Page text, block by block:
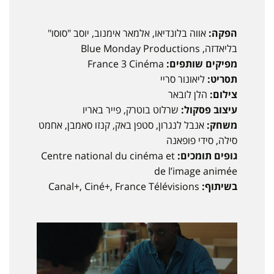
הפקה: אווה בלונדיאו, אלמאר אימנוב, יוסב "סוסו"
בליאדזה, Blue Monday Productions
מפיקים שותפים: France 3 Cinéma
תסריט: ליאונור סריי
צילום: הלן לובאר
עיצוב פסקול: שרלוט בוטרק, פייר באריו
משחק: אנבל לנגרון, סטפן באק, קנזו סאמבן, אחמט
סילה, סידי פופאנה
גופים תומכים: Centre national du cinéma et
de l’image animée
בשיתוף: Canal+, Ciné+, France Télévisions